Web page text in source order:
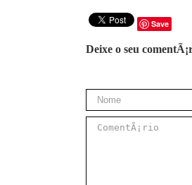
Save
Deixe o seu